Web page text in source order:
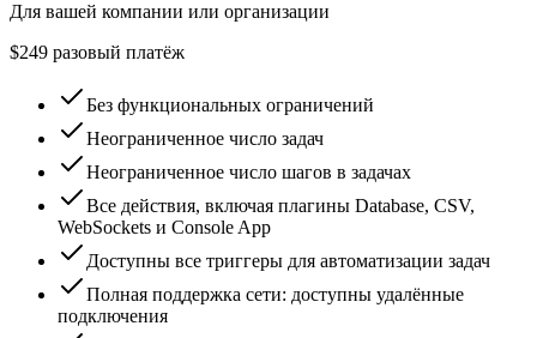
Для вашей компании или организации
$249 разовый платёж
Без функциональных ограничений
Неограниченное число задач
Неограниченное число шагов в задачах
Все действия, включая плагины Database, CSV,
WebSockets и Console App
Доступны все триггеры для автоматизации задач
Полная поддержка сети: доступны удалённые
подключения